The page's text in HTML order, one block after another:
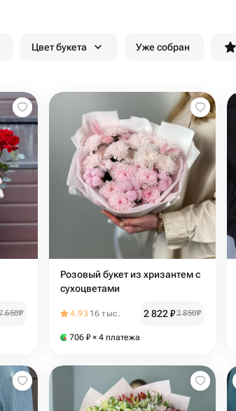
Цвет букета Уже собран
650₽
Розовый букет из хризантем с
сухоцветами
4.93 16 тыс. 2 822₽2 850₽
706 ₽ × 4 платежа